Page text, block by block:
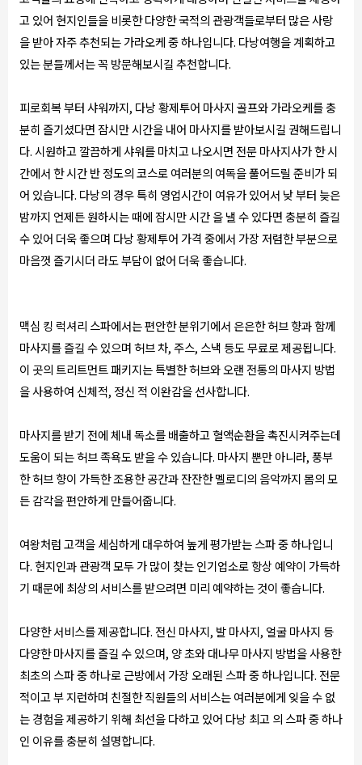
고 있어 현지인들을 비롯한 다양한 국적의 관광객들로부터 많은 사랑
을 받아 자주 추천되는 가라오케 중 하나입니다. 다낭여행을 계획하고
있는 분들께서는 꼭 방문해보시길 추천합니다.
피로회복 부터 샤워까지, 다낭 황제투어 마사지 골프와 가라오케를 충
분히 즐기셨다면 잠시만 시간을 내어 마사지를 받아보시길 권해드립니
다. 시원하고 깔끔하게 샤워를 마치고 나오시면 전문 마사지사가 한 시
간에서 한 시간 반 정도의 코스로 여러분의 여독을 풀어드릴 준비가 되
어 있습니다. 다낭의 경우 특히 영업시간이 여유가 있어서 낮 부터 늦은
밤까지 언제든 원하시는 때에 잠시만 시간 을 낼 수 있다면 충분히 즐길
수 있어 더욱 좋으며 다낭 황제투어 가격 중에서 가장 저렴한 부분으로
마음껏 즐기시더 라도 부담이 없어 더욱 좋습니다.
맥심 킹 럭셔리 스파에서는 편안한 분위기에서 은은한 허브 향과 함께
마사지를 즐길 수 있으며 허브 차, 주스, 스낵 등도 무료로 제공됩니다.
이 곳의 트리트먼트 패키지는 특별한 허브와 오랜 전통의 마사지 방법
을 사용하여 신체적, 정신 적 이완감을 선사합니다.
마사지를 받기 전에 체내 독소를 배출하고 혈액순환을 촉진시켜주는데
도움이 되는 허브 족욕도 받을 수 있습니다. 마사지 뿐만 아니라, 풍부
한 허브 향이 가득한 조용한 공간과 잔잔한 멜로디의 음악까지 몸의 모
든 감각을 편안하게 만들어줍니다.
여왕처럼 고객을 세심하게 대우하여 높게 평가받는 스파 중 하나입니
다. 현지인과 관광객 모두 가 많이 찾는 인기업소로 항상 예약이 가득하
기 때문에 최상의 서비스를 받으려면 미리 예약하는 것이 좋습니다.
다양한 서비스를 제공합니다. 전신 마사지, 발 마사지, 얼굴 마사지 등
다양한 마사지를 즐길 수 있으며, 양 초와 대나무 마사지 방법을 사용한
최초의 스파 중 하나로 근방에서 가장 오래된 스파 중 하나입니다. 전문
적이고 부 지런하며 친절한 직원들의 서비스는 여러분에게 잊을 수 없
는 경험을 제공하기 위해 최선을 다하고 있어 다낭 최고 의 스파 중 하나
인 이유를 충분히 설명합니다.